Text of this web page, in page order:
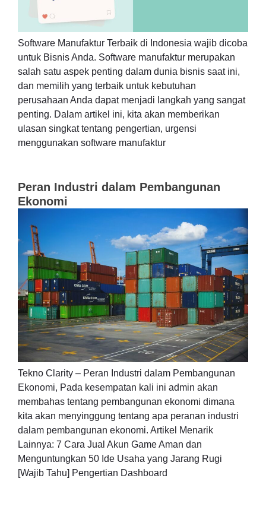
Software Manufaktur Terbaik di Indonesia wajib dicoba
untuk Bisnis Anda. Software manufaktur merupakan
salah satu aspek penting dalam dunia bisnis saat ini,
dan memilih yang terbaik untuk kebutuhan
perusahaan Anda dapat menjadi langkah yang sangat
penting. Dalam artikel ini, kita akan memberikan
ulasan singkat tentang pengertian, urgensi
menggunakan software manufaktur
Peran Industri dalam Pembangunan
Ekonomi
Tekno Clarity – Peran Industri dalam Pembangunan
Ekonomi, Pada kesempatan kali ini admin akan
membahas tentang pembangunan ekonomi dimana
kita akan menyinggung tentang apa peranan industri
dalam pembangunan ekonomi. Artikel Menarik
Lainnya: 7 Cara Jual Akun Game Aman dan
Menguntungkan 50 Ide Usaha yang Jarang Rugi
[Wajib Tahu] Pengertian Dashboard